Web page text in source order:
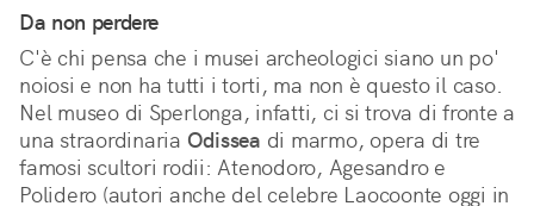
Da non perdere
C'è chi pensa che i musei archeologici siano un po'
noiosi e non ha tutti i torti, ma non è questo il caso.
Nel museo di Sperlonga, infatti, ci si trova di fronte a
una straordinaria Odissea di marmo, opera di tre
famosi scultori rodii: Atenodoro, Agesandro e
Polidero (autori anche del celebre Laocoonte oggi in